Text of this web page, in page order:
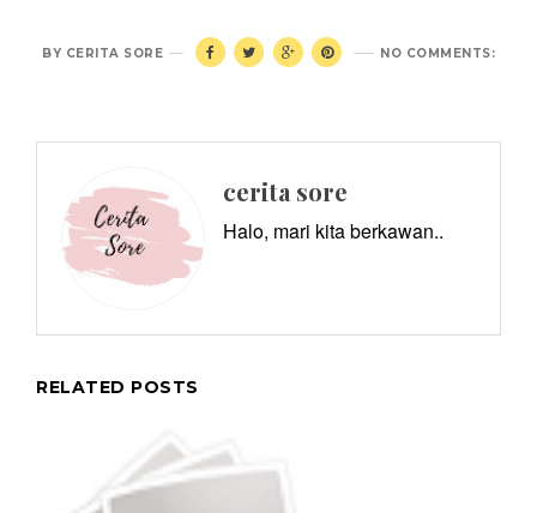
NO COMMENTS:
BY CERITA SORE
cerita sore
Halo, mari kita berkawan..
RELATED POSTS